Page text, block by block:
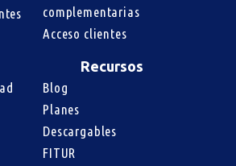
complementarias
Acceso clientes
Recursos
Blog
Planes
Descargables
FITUR